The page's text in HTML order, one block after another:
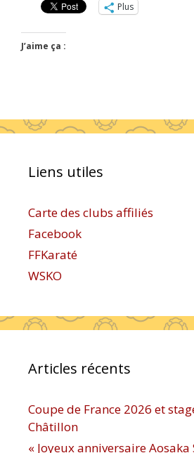
Plus
J’aime ça :
Liens utiles
Carte des clubs affiliés
Facebook
FFKaraté
WSKO
Articles récents
Coupe de France 2026 et
Châtillon
« Joyeux anniversaire Aosaka